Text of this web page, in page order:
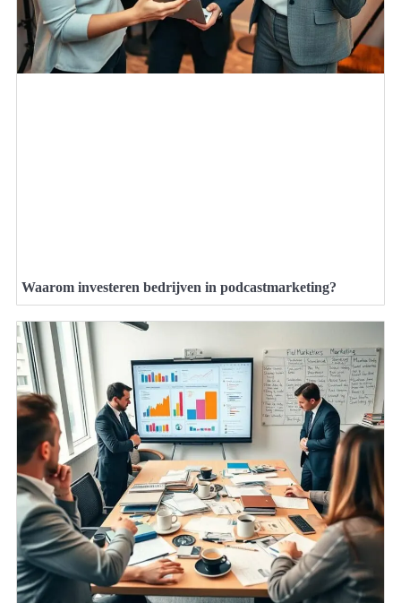
Waarom investeren bedrijven in podcastmarketing?